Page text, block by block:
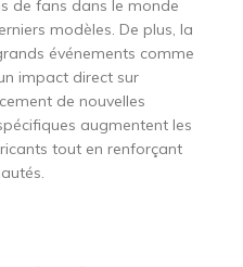
de fans dans le monde
modèles. De plus, la
événements comme
impact direct sur
de nouvelles
augmentent les
tout en renforçant